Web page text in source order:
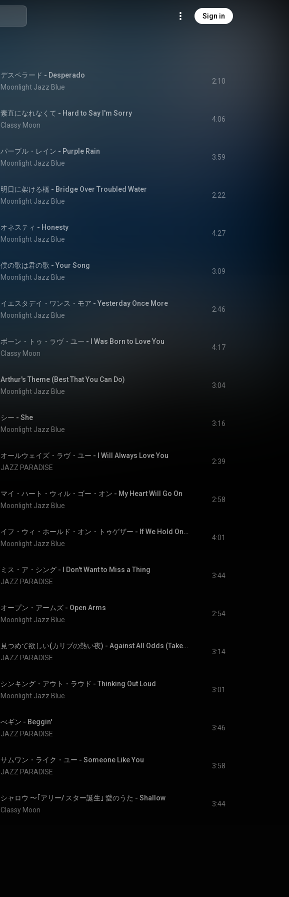
Sign in
デスペラード - Desperado
Moonlight Jazz Blue
2:10
素直になれなくて - Hard to Say I'm Sorry
Classy Moon
4:06
パープル・レイン - Purple Rain
Moonlight Jazz Blue
3:59
明日に架ける橋 - Bridge Over Troubled Water
Moonlight Jazz Blue
2:22
オネスティ - Honesty
Moonlight Jazz Blue
4:27
僕の歌は君の歌 - Your Song
Moonlight Jazz Blue
3:09
イエスタデイ・ワンス・モア - Yesterday Once More
Moonlight Jazz Blue
2:46
ボーン・トゥ・ラヴ・ユー - I Was Born to Love You
Classy Moon
4:17
Arthur's Theme (Best That You Can Do)
Moonlight Jazz Blue
3:04
シー - She
Moonlight Jazz Blue
3:16
オールウェイズ・ラヴ・ユー - I Will Always Love You
JAZZ PARADISE
2:39
マイ・ハート・ウィル・ゴー・オン - My Heart Will Go On
Moonlight Jazz Blue
2:58
イフ・ウィ・ホールド・オン・トゥゲザー - If We Hold On Together
Moonlight Jazz Blue
4:01
ミス・ア・シング - I Don't Want to Miss a Thing
JAZZ PARADISE
3:44
オープン・アームズ - Open Arms
Moonlight Jazz Blue
2:54
見つめて欲しい(カリブの熱い夜) - Against All Odds (Take a Look at Me Now)
JAZZ PARADISE
3:14
シンキング・アウト・ラウド - Thinking Out Loud
Moonlight Jazz Blue
3:01
べギン - Beggin'
JAZZ PARADISE
3:46
サムワン・ライク・ユー - Someone Like You
JAZZ PARADISE
3:58
シャロウ 〜｢アリー/ スター誕生｣ 愛のうた - Shallow
Classy Moon
3:44